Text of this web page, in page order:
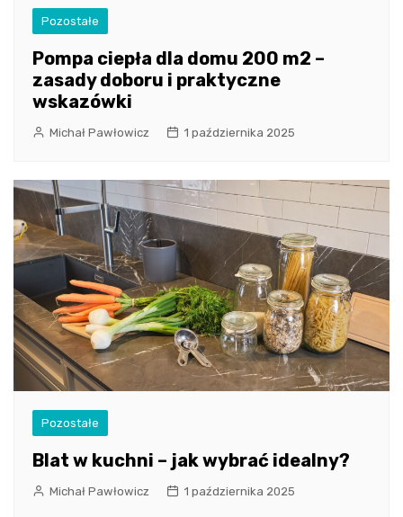
Pozostałe
Pompa ciepła dla domu 200 m2 –
zasady doboru i praktyczne
wskazówki
Michał Pawłowicz 1 października 2025
Pozostałe
Blat w kuchni – jak wybrać idealny?
Michał Pawłowicz 1 października 2025